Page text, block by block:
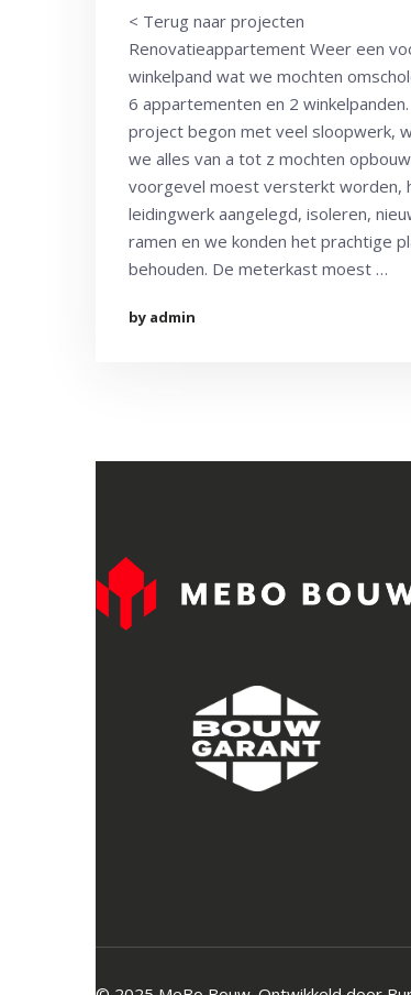
< Terug naar projecten
Renovatieappartement Weer een
winkelpand wat we mochten
6 appartementen en 2
project begon met veel sloopwerk,
we alles van a tot z mochten
voorgevel moest versterkt worden,
leidingwerk aangelegd, isoleren,
ramen en we konden het prachtige
behouden. De meterkast moest …
by admin